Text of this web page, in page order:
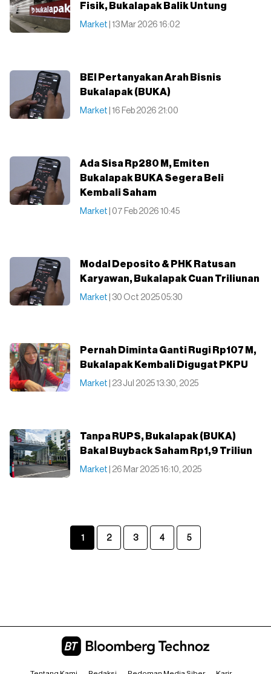
Fisik, Bukalapak Balik Untung
Market | 13 Mar 2026 16:02
BEI Pertanyakan Arah Bisnis
Bukalapak (BUKA)
Market | 16 Feb 2026 21:00
Ada Sisa Rp280 M, Emiten
Bukalapak BUKA Segera Beli
Kembali Saham
Market | 07 Feb 2026 10:45
Modal Deposito & PHK Ratusan
Karyawan, Bukalapak Cuan Triliunan
Market | 30 Oct 2025 05:30
Pernah Diminta Ganti Rugi Rp107 M,
Bukalapak Kembali Digugat PKPU
Market | 23 Jul 2025 13:30, 2025
Tanpa RUPS, Bukalapak (BUKA)
Bakal Buyback Saham Rp1,9 Triliun
Market | 26 Mar 2025 16:10, 2025
1 2 3 4 5